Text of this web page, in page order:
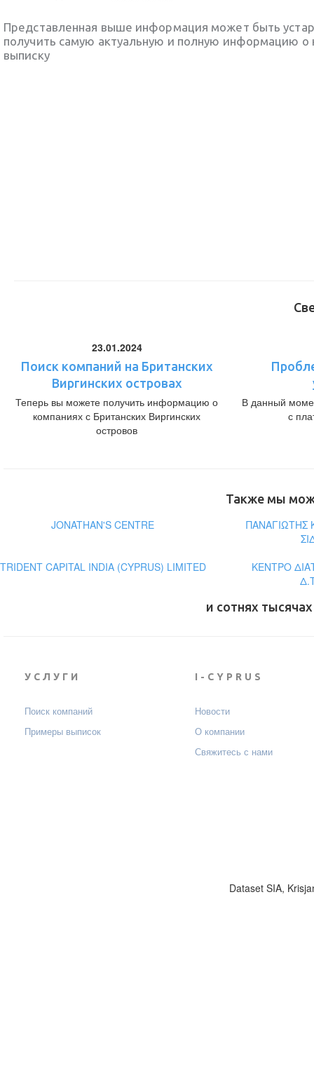
Представленная выше информация может быть
получить самую актуальную и полную информацию о
выписку
23.01.2024
Поиск компаний на Британских
Виргинских островах
Теперь вы можете получить информацию о
компаниях с Британских Виргинских
островов
В данный
с
Также мы
JONATHAN'S CENTRE
ΠΑΝΑΓΙΩΤΗΣ
TRIDENT CAPITAL INDIA (CYPRUS) LIMITED
ΚΕΝΤΡΟ
и сотнях
УСЛУГИ
Поиск компаний
Примеры выписок
I-CYPRUS
Новости
О компании
Свяжитесь с нами
Dataset SIA,